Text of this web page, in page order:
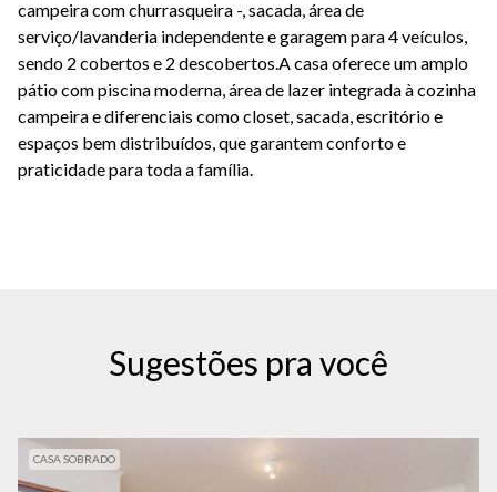
campeira com churrasqueira -, sacada, área de
serviço/lavanderia independente e garagem para 4 veículos,
sendo 2 cobertos e 2 descobertos.A casa oferece um amplo
pátio com piscina moderna, área de lazer integrada à cozinha
campeira e diferenciais como closet, sacada, escritório e
espaços bem distribuídos, que garantem conforto e
praticidade para toda a família.
Sugestões pra você
CASA SOBRADO